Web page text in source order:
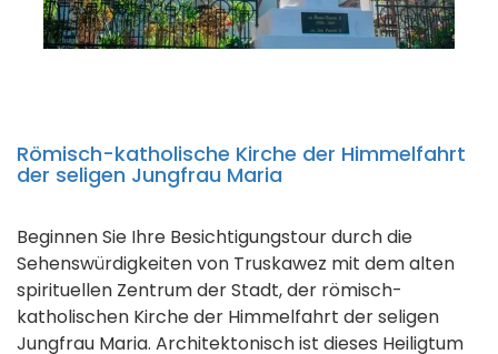
Römisch-katholische Kirche der Himmelfahrt
der seligen Jungfrau Maria
Beginnen Sie Ihre Besichtigungstour durch die
Sehenswürdigkeiten von Truskawez mit dem alten
spirituellen Zentrum der Stadt, der römisch-
katholischen Kirche der Himmelfahrt der seligen
Jungfrau Maria. Architektonisch ist dieses Heiligtum